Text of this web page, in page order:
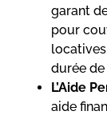
garant
pour
durée
L’Aide
aide